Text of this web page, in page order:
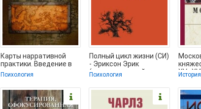
Карты нарративной
практики. Введение в
нарративную терапию -
Психология
Полный цикл жизни (СИ)
- Эриксон Эрик
(смотреть онлайн
Психология История